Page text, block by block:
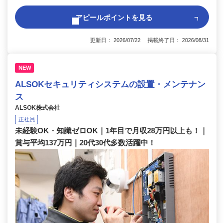
アピールポイントを見る
更新日： 2026/07/22 掲載終了日： 2026/08/31
NEW
ALSOKセキュリティシステムの設置・メンテナン
ス
ALSOK株式会社
正社員
未経験OK・知識ゼロOK｜1年目で月収28万円以上も！｜
賞与平均137万円｜20代30代多数活躍中！